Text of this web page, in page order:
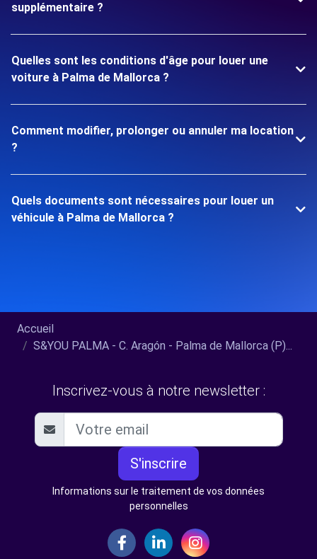
supplémentaire ?
Quelles sont les conditions d'âge pour louer une
voiture à Palma de Mallorca ?
Comment modifier, prolonger ou annuler ma location
?
Quels documents sont nécessaires pour louer un
véhicule à Palma de Mallorca ?
Accueil
S&YOU PALMA - C. Aragón - Palma de Mallorca (P)...
Inscrivez-vous à notre newsletter :
S'inscrire
Informations sur le traitement de vos données
personnelles